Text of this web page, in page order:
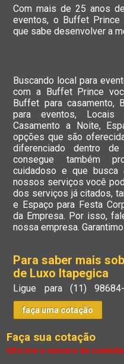
Com mais de 25 anos
eventos, o Buffet Prince
que sabe desenvolver a
Buscando local para
com a Buffet Prince
Buffet para casamento,
para eventos,
Casamento a Noite,
opções que são
diferenciado dentro
consegue também
cuidadoso e que busca
nossos serviços você
dos serviços já citados,
e Espaço para Festa
da Empresa. Por isso,
nossa empresa.
Para saber mais
de Luxo Itapegica
Ligue para(11)
faça uma cotação
Faça sua cotação